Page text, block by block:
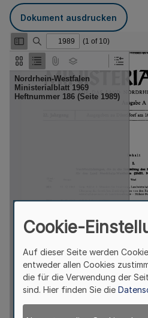
Dokument ausdrucken
Cookie-
Auf dieser Seite werden
entweder allen Cookies
die für die Verwendung der
sind. Hier finden Sie die